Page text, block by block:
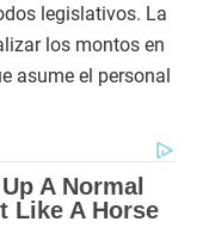
legislativos. La
los montos en
asume el personal